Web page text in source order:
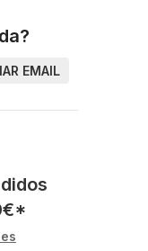
EMAIL
€*